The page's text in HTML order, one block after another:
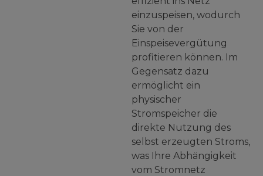
einzuspeisen, wodurch
Sie von der
Einspeisevergütung
profitieren können. Im
Gegensatz dazu
ermöglicht ein
physischer
Stromspeicher die
direkte Nutzung des
selbst erzeugten Stroms,
was Ihre Abhängigkeit
vom Stromnetz